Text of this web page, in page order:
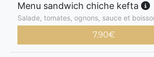
Menu sandwich chiche kefta
Salade, tomates, ognons, sauce et
7.90€